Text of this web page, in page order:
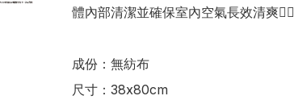
體內部清潔並確保室內空氣長效清爽👍🏻
成份：無紡布
尺寸：38x80cm